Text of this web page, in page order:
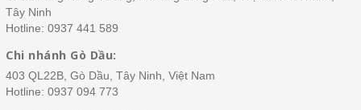
Tây Ninh
Hotline: 0937 441 589
Chi nhánh Gò Dầu:
403 QL22B, Gò Dầu, Tây Ninh, Việt Nam
Hotline: 0937 094 773